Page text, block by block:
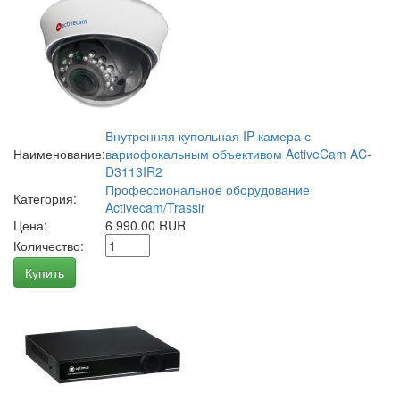
Наименование:
Внутренняя купольная IP-камера с
вариофокальным объективом ActiveCam AC-
D3113IR2
Категория:
Профессиональное оборудование
Activecam/Trassir
Цена:
6 990.00 RUR
Количество:
Купить